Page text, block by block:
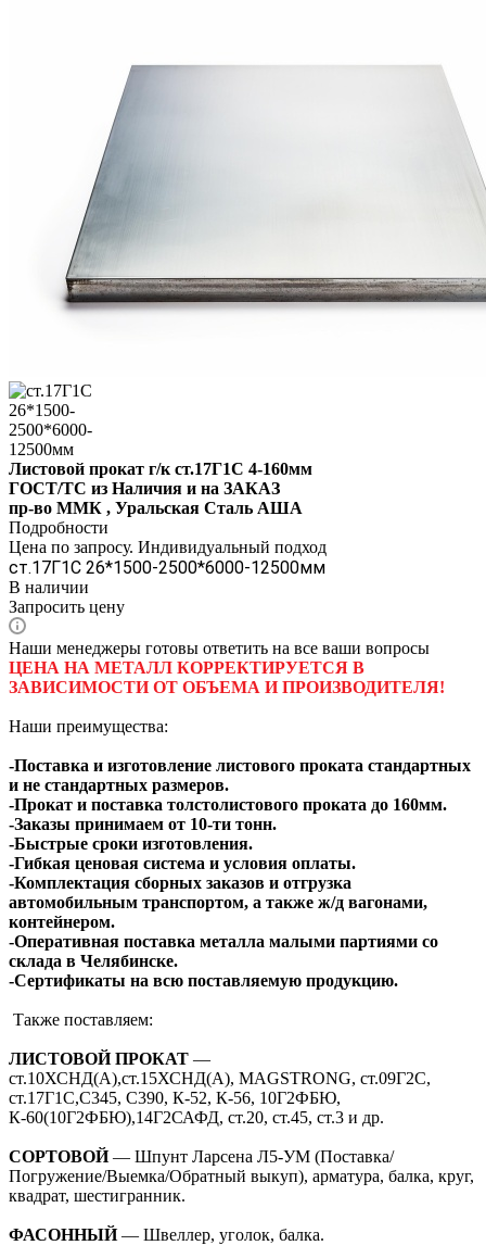
Листовой прокат г/к ст.17Г1С 4-160мм
ГОСТ/ТС из Наличия и на ЗАКАЗ
пр-во ММК , Уральская Сталь АША
Подробности
Цена по запросу. Индивидуальный подход
ст.17Г1С 26*1500-2500*6000-12500мм
В наличии
Запросить цену
Наши менеджеры готовы ответить на все ваши вопросы
ЦЕНА НА МЕТАЛЛ КОРРЕКТИРУЕТСЯ В
ЗАВИСИМОСТИ ОТ ОБЪЕМА И ПРОИЗВОДИТЕЛЯ!
Наши преимущества:
-Поставка и изготовление листового проката стандартных
и не стандартных размеров.
-Прокат и поставка толстолистового проката до 160мм.
-Заказы принимаем от 10-ти тонн.
-Быстрые сроки изготовления.
-Гибкая ценовая система и условия оплаты.
-Комплектация сборных заказов и отгрузка
автомобильным транспортом, а также ж/д вагонами,
контейнером.
-Оперативная поставка металла малыми партиями со
склада в Челябинске.
-Сертификаты на всю поставляемую продукцию.
Также поставляем:
ЛИСТОВОЙ ПРОКАТ —
ст.10ХСНД(А),ст.15ХСНД(А), MAGSTRONG, ст.09Г2С,
ст.17Г1С,С345, С390, К-52, К-56, 10Г2ФБЮ,
К-60(10Г2ФБЮ),14Г2САФД, ст.20, ст.45, ст.3 и др.
СОРТОВОЙ— Шпунт Ларсена Л5-УМ (Поставка/
Погружение/Выемка/Обратный выкуп), арматура, балка, круг,
квадрат, шестигранник.
ФАСОННЫЙ— Швеллер, уголок, балка.